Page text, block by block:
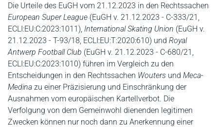
Die Urteile des EuGH vom 21.12.2023 in den Rechtssachen
European Super League (EuGH v. 21.12.2023 - C-333/21,
ECLI:EU:C:2023:1011), International Skating Union (EuGH v.
21.12.2023 - T-93/18, ECLI:EU:T:2020:610) und Royal
Antwerp Football Club (EuGH v. 21.12.2023 - C-680/21,
ECLI:EU:C:2023:1010) führen im Vergleich zu den
Entscheidungen in den Rechtssachen Wouters und Meca-
Medina zu einer Präzisierung und Einschränkung der
Ausnahmen vom europäischen Kartellverbot. Die
Verfolgung von dem Gemeinwohl dienenden legitimen
Zwecken können nur noch dann zu Anerkennung einer